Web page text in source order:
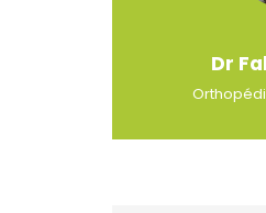
Dr